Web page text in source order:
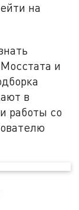
на
и
в
работы со